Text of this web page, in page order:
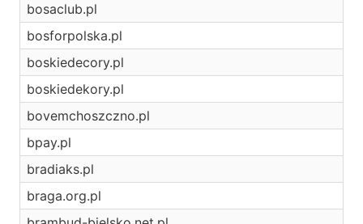
bosaclub.pl
bosforpolska.pl
boskiedecory.pl
boskiedekory.pl
bovemchoszczno.pl
bpay.pl
bradiaks.pl
braga.org.pl